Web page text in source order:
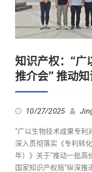
知识产权：“广
推介会” 推动
10/27/2025
“广以生物技术成果专利
深入贯彻落实《专利转
年）》关于“推动一批高
国家知识产权局“纵深推